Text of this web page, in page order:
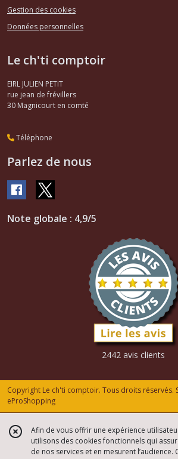
Gestion des cookies
Données personnelles
Le ch'ti comptoir
EIRL JULIEN PETIT
rue jean de frévillers
30 Magnicourt en comté
Téléphone
Parlez de nous
Note globale : 4,9/5
2442 avis clients
Copyright Le ch'ti comptoir. Tous droits réservés.
eProShopping
Afin de vous offrir une expérience
utilisons des cookies fonctionnels qui
de nos services et en mesurent l’audience.